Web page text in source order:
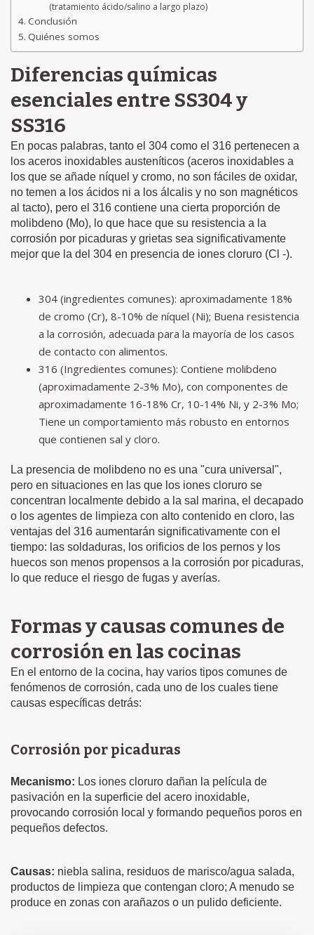
(tratamiento ácido/salino a largo plazo)
Conclusión
Quiénes somos
Diferencias químicas
esenciales entre SS304 y
SS316
En pocas palabras, tanto el 304 como el 316 pertenecen a
los aceros inoxidables austeníticos (aceros inoxidables a
los que se añade níquel y cromo, no son fáciles de oxidar,
no temen a los ácidos ni a los álcalis y no son magnéticos
al tacto), pero el 316 contiene una cierta proporción de
molibdeno (Mo), lo que hace que su resistencia a la
corrosión por picaduras y grietas sea significativamente
mejor que la del 304 en presencia de iones cloruro (Cl -).
304 (ingredientes comunes): aproximadamente 18%
de cromo (Cr), 8-10% de níquel (Ni); Buena resistencia
a la corrosión, adecuada para la mayoría de los casos
de contacto con alimentos.
316 (Ingredientes comunes): Contiene molibdeno
(aproximadamente 2-3% Mo), con componentes de
aproximadamente 16-18% Cr, 10-14% Ni, y 2-3% Mo;
Tiene un comportamiento más robusto en entornos
que contienen sal y cloro.
La presencia de molibdeno no es una "cura universal",
pero en situaciones en las que los iones cloruro se
concentran localmente debido a la sal marina, el decapado
o los agentes de limpieza con alto contenido en cloro, las
ventajas del 316 aumentarán significativamente con el
tiempo: las soldaduras, los orificios de los pernos y los
huecos son menos propensos a la corrosión por picaduras,
lo que reduce el riesgo de fugas y averías.
Formas y causas comunes de
corrosión en las cocinas
En el entorno de la cocina, hay varios tipos comunes de
fenómenos de corrosión, cada uno de los cuales tiene
causas específicas detrás:
Corrosión por picaduras
Mecanismo: Los iones cloruro dañan la película de
pasivación en la superficie del acero inoxidable,
provocando corrosión local y formando pequeños poros en
pequeños defectos.
Causas: niebla salina, residuos de marisco/agua salada,
productos de limpieza que contengan cloro; A menudo se
produce en zonas con arañazos o un pulido deficiente.